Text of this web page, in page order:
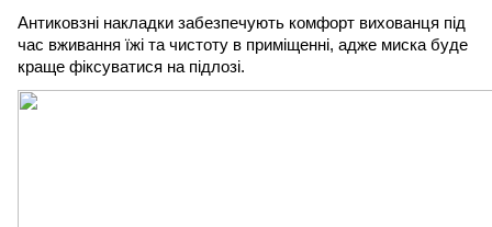
Антиковзні накладки забезпечують комфорт вихованця під
час вживання їжі та чистоту в приміщенні, адже миска буде
краще фіксуватися на підлозі.